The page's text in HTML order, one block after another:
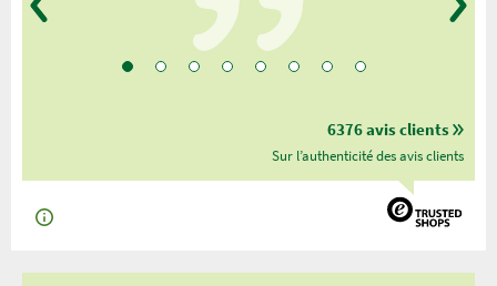
6376 avis clients
Sur l’authenticité des avis clients